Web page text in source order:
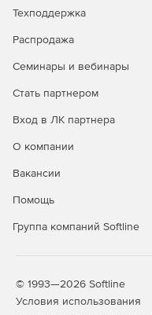
реализации
ключами, включая
Рутокены ЭЦП
проверки
Средства
криптографической
КриптоПро
Техподдержка
Распродажа
Семинары и вебинары
Стать партнером
Вход в ЛК партнера
О компании
Вакансии
Помощь
Группа компаний Softline
© 1993—2026 Softline
Условия использования